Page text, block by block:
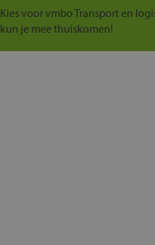
Kies voor vmbo Transport en
kun je mee thuiskomen!